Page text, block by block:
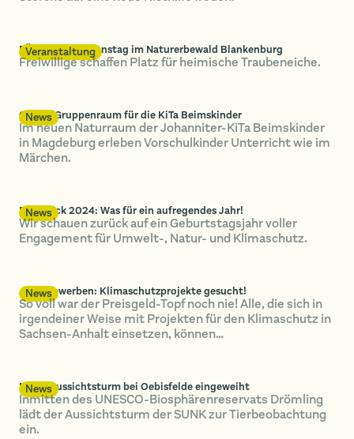
Veranstaltung
FÖJ-Landesaktionstag im Naturerbewald Blankenburg
Freiwillige schaffen Platz für heimische Traubeneiche.
News
Grüner Gruppenraum für die KiTa Beimskinder
Im neuen Naturraum der Johanniter-KiTa Beimskinder
in Magdeburg erleben Vorschulkinder Unterricht wie im
Märchen.
News
Rückblick 2024: Was für ein aufregendes Jahr!
Wir schauen zurück auf ein Geburtstagsjahr voller
Engagement für Umwelt-, Natur- und Klimaschutz.
News
Jetzt bewerben: Klimaschutzprojekte gesucht!
So voll war der Preisgeld-Topf noch nie! Alle, die sich in
irgendeiner Weise mit Projekten für den Klimaschutz in
Sachsen-Anhalt einsetzen, können…
News
Neuer Aussichtsturm bei Oebisfelde eingeweiht
Inmitten des UNESCO-Biosphärenreservats Drömling
lädt der Aussichtsturm der SUNK zur Tierbeobachtung
ein.